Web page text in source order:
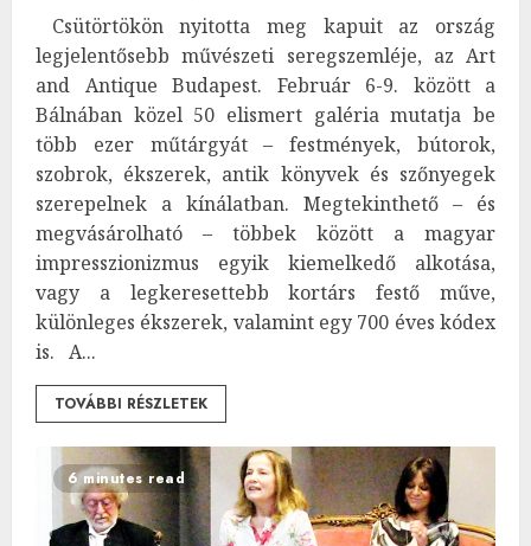
Csütörtökön nyitotta meg kapuit az ország
legjelentősebb művészeti seregszemléje, az Art
and Antique Budapest. Február 6-9. között a
Bálnában közel 50 elismert galéria mutatja be
több ezer műtárgyát – festmények, bútorok,
szobrok, ékszerek, antik könyvek és szőnyegek
szerepelnek a kínálatban. Megtekinthető – és
megvásárolható – többek között a magyar
impresszionizmus egyik kiemelkedő alkotása,
vagy a legkeresettebb kortárs festő műve,
különleges ékszerek, valamint egy 700 éves kódex
is. A...
TOVÁBBI RÉSZLETEK
6 minutes read